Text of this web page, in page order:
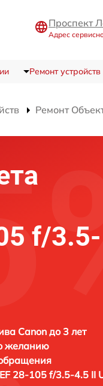
Проспект
Адрес
Ремонт устройств
Ремонт
f/3.5-
Canon до 3 лет
желанию
28-105 f/3.5-4.5 II